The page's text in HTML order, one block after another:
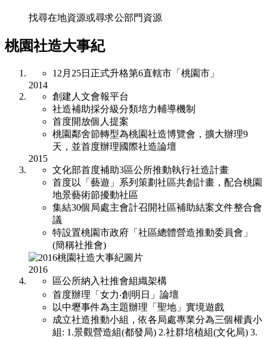
找尋在地資源或尋求公部門資源
桃園社造大事紀
12月25日正式升格第6直轄市「桃園市」
2014
創建人文會報平台
社造補助採分級分類培力輔導機制
首度開放個人提案
桃園鄰舍節轉型為桃園社造博覽會，擴大辦理9
天，並首度辦理國際社造論壇
2015
文化部首度補助3區公所推動執行社造計畫
首度以「藝遊」系列策劃社區共創計畫，配合桃園
地景藝術節擾動社區
集結30個局處主會計召開社區補助結案文件整合會
議
特設置桃園市政府「社區總體營造推動委員會」
(簡稱社推會)
2016
區公所納入社推會組織架構
首度辦理「女力‧創明日」論壇
以中壢事件為主題辦理「聖地」實境遊戲
成立社造推動小組，依各局處專業分為三個權責小
組: 1.景觀營造組(都發局) 2.社群培植組(文化局) 3.